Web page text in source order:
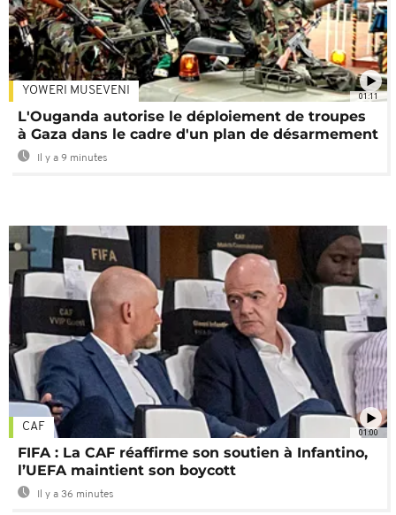
01:11
YOWERI MUSEVENI
L'Ouganda autorise le déploiement de troupes
à Gaza dans le cadre d'un plan de désarmement
Il y a 9 minutes
01:00
CAF
FIFA : La CAF réaffirme son soutien à Infantino,
l’UEFA maintient son boycott
Il y a 36 minutes